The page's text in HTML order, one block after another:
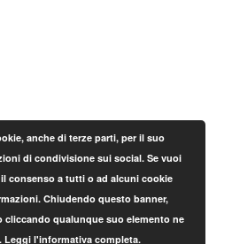
anche di terze parti, per il suo
di condivisione sui social. Se vuoi
consenso a tutti o ad alcuni cookie
Chiudendo questo banner,
cliccando qualunque suo elemento ne
Leggi l'informativa completa.